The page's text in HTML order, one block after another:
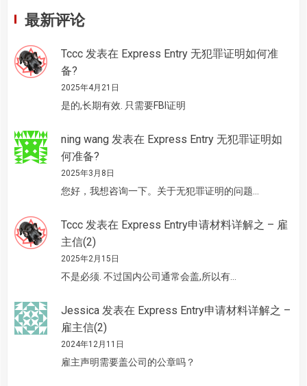
最新评论
Tccc 发表在 Express Entry 无犯罪证明如何准
备?
2025年4月21日
是的,长期有效. 只需要FBI证明
ning wang 发表在 Express Entry 无犯罪证明如
何准备?
2025年3月8日
您好，我想咨询一下。关于无犯罪证明的问题…
Tccc 发表在 Express Entry申请材料详解之 – 雇
主信(2)
2025年2月15日
不是必须. 不过国内公司通常会盖,所以有…
Jessica 发表在 Express Entry申请材料详解之 –
雇主信(2)
2024年12月11日
雇主声明需要盖公司的公章吗？